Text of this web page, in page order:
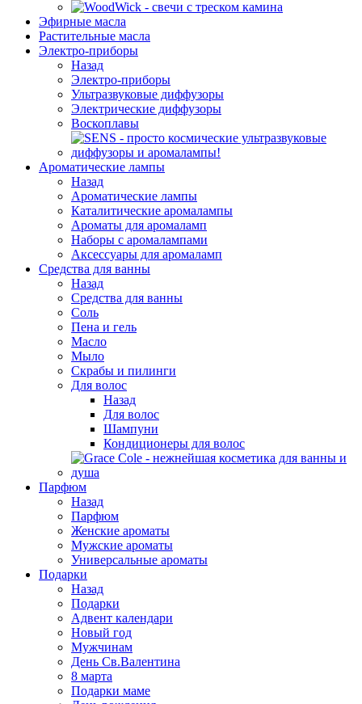
Эфирные масла
Растительные масла
Электро-приборы
Назад
Электро-приборы
Ультразвуковые диффузоры
Электрические диффузоры
Воскоплавы
Ароматические лампы
Назад
Ароматические лампы
Каталитические аромалампы
Ароматы для аромаламп
Наборы с аромалампами
Аксессуары для аромаламп
Средства для ванны
Назад
Средства для ванны
Соль
Пена и гель
Масло
Мыло
Скрабы и пилинги
Для волос
Назад
Для волос
Шампуни
Кондиционеры для волос
Парфюм
Назад
Парфюм
Женские ароматы
Мужские ароматы
Универсальные ароматы
Подарки
Назад
Подарки
Адвент календари
Новый год
Мужчинам
День Св.Валентина
8 марта
Подарки маме